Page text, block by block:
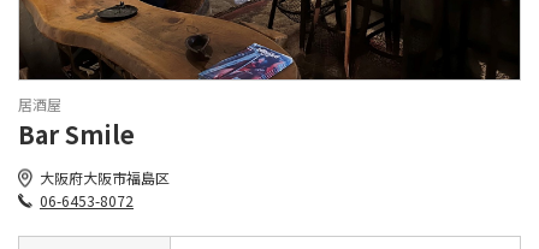
居酒屋
Bar Smile
大阪府大阪市福島区
06-6453-8072